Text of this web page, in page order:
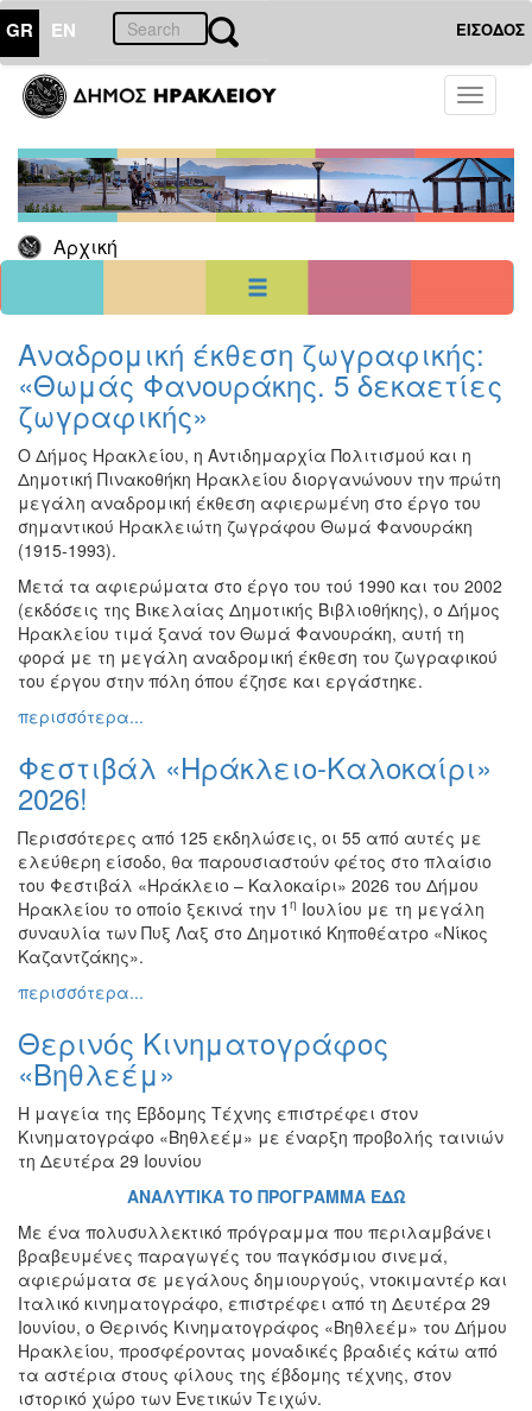
GR EN ΕΙΣΟΔΟΣ
Toggle
Αρχική
29
Ιούλιος
2026
Κυρ Δευ Τρι Τετ Πεμ Παρ Σαβ
1 2 3
4
5
12
13 14 15 16 17
18
25
ΗΜΕΡΟΛΟΓΙΟ
ΕΚΔΗΛΩΣΕΩΝ
Χριστούγεννα
-
Πρωτοχρονιά
Βιβλίο
Ζωγραφική
Φωτογραφία
Τραγούδι
Μουσική
Κινηματογράφος
Χορός
Θέατρο
Παζάρι
Ειδών
Συνέδρια
Ημερίδες
-
Διημερίδες
Σεμινάρια-
Διαλέξεις-
Ομιλίες
Διάφορες
Εκθέσεις
Εκδηλώσεις
για
Παιδιά
Άλλες
Εκδηλώσεις
ΤΟΠΟΣ
ΜΑΣ
Αναδρομική έκθεση ζωγραφικής:
«Θωμάς Φανουράκης. 5 δεκαετίες
ζωγραφικής»
Ο Δήμος Ηρακλείου, η Αντιδημαρχία Πολιτισμού και η
Δημοτική Πινακοθήκη Ηρακλείου διοργανώνουν την πρώτη
μεγάλη αναδρομική έκθεση αφιερωμένη στο έργο του
σημαντικού Ηρακλειώτη ζωγράφου Θωμά Φανουράκη
(1915-1993).
Μετά τα αφιερώματα στο έργο του τού 1990 και του 2002
(εκδόσεις της Βικελαίας Δημοτικής Βιβλιοθήκης), ο Δήμος
Ηρακλείου τιμά ξανά τον Θωμά Φανουράκη, αυτή τη
φορά με τη μεγάλη αναδρομική έκθεση του ζωγραφικού
του έργου στην πόλη όπου έζησε και εργάστηκε.
περισσότερα...
Φεστιβάλ «Ηράκλειο-Καλοκαίρι»
2026!
Περισσότερες από 125 εκδηλώσεις, οι 55 από αυτές με
ελεύθερη είσοδο, θα παρουσιαστούν φέτος στο πλαίσιο
του Φεστιβάλ «Ηράκλειο – Καλοκαίρι» 2026 του Δήμου
Ηρακλείου το οποίο ξεκινά την 1 η Ιουλίου με τη μεγάλη
συναυλία των Πυξ Λαξ στο Δημοτικό Κηποθέατρο «Νίκος
Καζαντζάκης».
περισσότερα...
Θερινός Κινηματογράφος
«Βηθλεέμ»
Η μαγεία της Έβδομης Τέχνης επιστρέφει στον
Κινηματογράφο «Βηθλεέμ» με έναρξη προβολής ταινιών
τη Δευτέρα 29 Ιουνίου
ΑΝΑΛΥΤΙΚΑ ΤΟ ΠΡΟΓΡΑΜΜΑ ΕΔΩ
Με ένα πολυσυλλεκτικό πρόγραμμα που περιλαμβάνει
βραβευμένες παραγωγές του παγκόσμιου σινεμά,
αφιερώματα σε μεγάλους δημιουργούς, ντοκιμαντέρ και
Ιταλικό κινηματογράφο, επιστρέφει από τη Δευτέρα 29
Ιουνίου, ο Θερινός Κινηματογράφος «Βηθλεέμ» του Δήμου
Ηρακλείου, προσφέροντας μοναδικές βραδιές κάτω από
τα αστέρια στους φίλους της έβδομης τέχνης, στον
ιστορικό χώρο των Ενετικών Τειχών.